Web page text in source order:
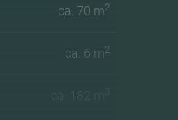
ca. 70 m2
ca. 6 m2
3